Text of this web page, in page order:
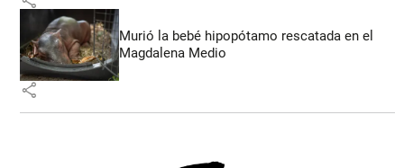
Murió la bebé hipopótamo rescatada en el
Magdalena Medio
share